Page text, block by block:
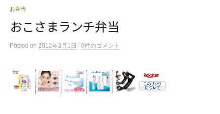
プ
お弁当
おこさまランチ弁当
Posted on 2012年3月1日 / 0件のコメント